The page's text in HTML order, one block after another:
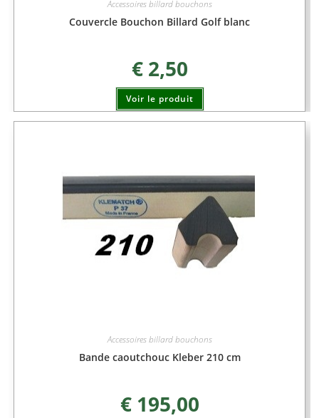
Accessoires billard bouchons
Couvercle Bouchon Billard Golf blanc
€2,50
Voir le produit
Accessoires billard bouchons
Bande caoutchouc Kleber 210 cm
€195,00